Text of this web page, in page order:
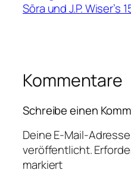
Sōra und J.P. Wiser’s
Kommentare
Schreibe einen
Deine E-Mail-
veröffentlicht.
markiert